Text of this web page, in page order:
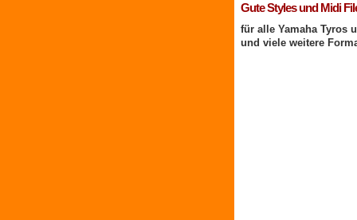
Gute Styles und Midi
für alle Yamaha Tyros
und viele weitere